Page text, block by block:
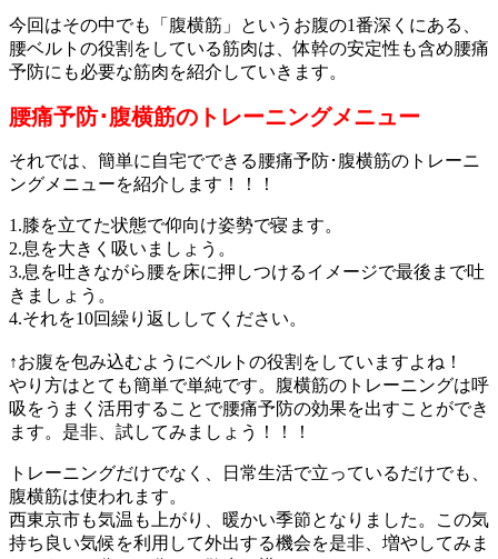
今回はその中でも「腹横筋」というお腹の1番深くにある、
腰ベルトの役割をしている筋肉は、体幹の安定性も含め腰痛
予防にも必要な筋肉を紹介していきます。
腰痛予防･腹横筋のトレーニングメニュー
それでは、簡単に自宅でできる腰痛予防･腹横筋のトレーニ
ングメニューを紹介します！！！
1.膝を立てた状態で仰向け姿勢で寝ます。
2.息を大きく吸いましょう。
3.息を吐きながら腰を床に押しつけるイメージで最後まで吐
きましょう。
4.それを10回繰り返ししてください。
↑お腹を包み込むようにベルトの役割をしていますよね！
やり方はとても簡単で単純です。腹横筋のトレーニングは呼
吸をうまく活用することで腰痛予防の効果を出すことができ
ます。是非、試してみましょう！！！
トレーニングだけでなく、日常生活で立っているだけでも、
腹横筋は使われます。
西東京市も気温も上がり、暖かい季節となりました。この気
持ち良い気候を利用して外出する機会を是非、増やしてみま